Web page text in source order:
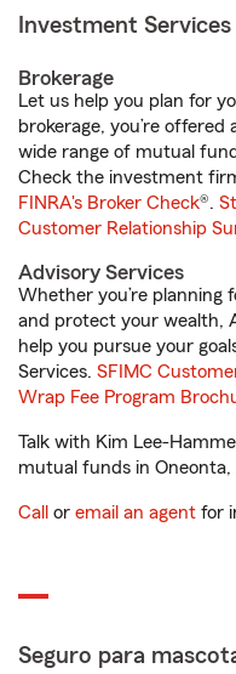
Investment Services
Brokerage
Let us help you plan for
brokerage, you’re
wide range of mutual
Check the investment
FINRA's Broker Check®.
Customer Relationship
Advisory Services
Whether you’re planning
and protect your wealth,
help you pursue your
Services. SFIMC
Wrap Fee Program
Talk with Kim Lee-
mutual funds in
Call or email an agent for
Seguro para